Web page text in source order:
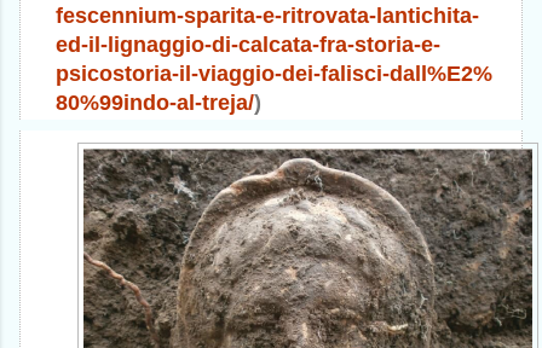
fescennium-sparita-e-ritrovata-lantichita-
ed-il-lignaggio-di-calcata-fra-storia-e-
psicostoria-il-viaggio-dei-falisci-dall%E2%
80%99indo-al-treja/)